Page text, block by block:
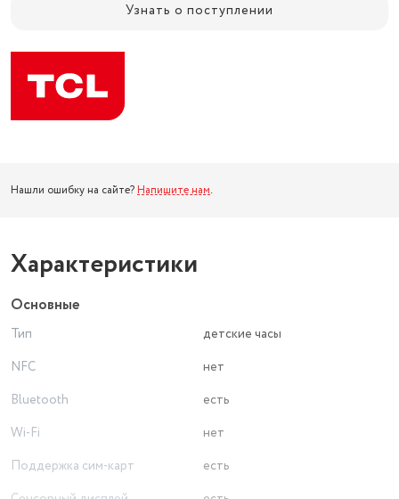
Узнать о поступлении
Нашли ошибку на сайте? Напишите нам.
Характеристики
Основные
Тип
детские часы
NFC
нет
Bluetooth
есть
Wi-Fi
нет
Поддержка сим-карт
есть